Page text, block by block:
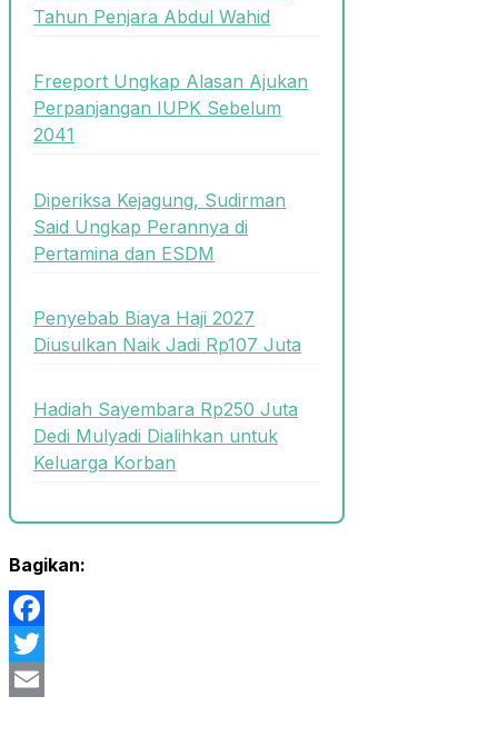
Tahun Penjara Abdul Wahid
Freeport Ungkap Alasan Ajukan
Perpanjangan IUPK Sebelum
2041
Diperiksa Kejagung, Sudirman
Said Ungkap Perannya di
Pertamina dan ESDM
Penyebab Biaya Haji 2027
Diusulkan Naik Jadi Rp107 Juta
Hadiah Sayembara Rp250 Juta
Dedi Mulyadi Dialihkan untuk
Keluarga Korban
Bagikan:
Facebook
Twitter